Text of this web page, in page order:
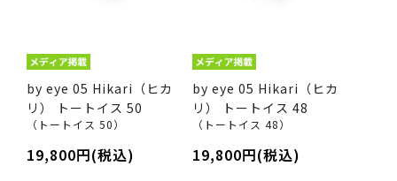
by eye 05 Hikari（ヒカ
リ） トートイス 50
（トートイス 50）
19,800円(税込)
by eye 05 Hikari（ヒカ
リ） トートイス 48
（トートイス 48）
19,800円(税込)